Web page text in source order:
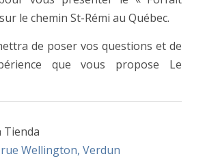
le chemin St-Rémi au Québec.
de poser vos questions et de
que vous propose Le
Tienda
rue Wellington, Verdun